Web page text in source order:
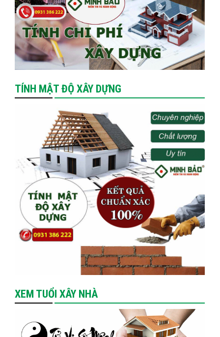
TÍNH MẬT ĐỘ XÂY DỰNG
XEM TUỔI XÂY NHÀ